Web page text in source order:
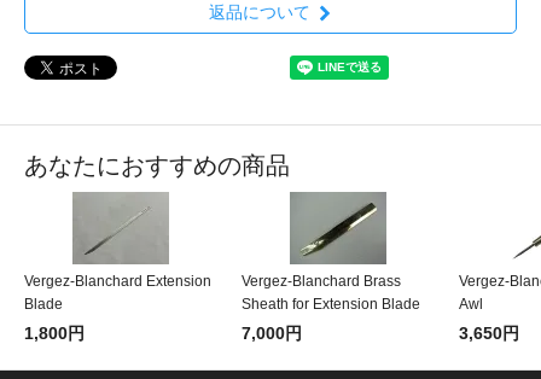
返品について
あなたにおすすめの商品
Vergez-Blanchard Extension
Blade
1,800円
Vergez-Blanchard Brass
Sheath for Extension Blade
7,000円
Vergez-
Awl
3,650円